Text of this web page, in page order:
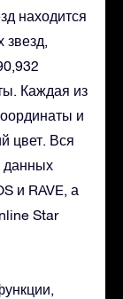
находится
звезд,
Каждая из
и
цвет. Вся
данных
и RAVE, а
Star